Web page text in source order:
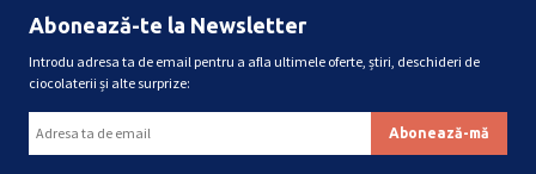
Abonează-te la Newsletter
Introdu adresa ta de email pentru a afla ultimele oferte, știri, deschideri de
ciocolaterii și alte surprize: